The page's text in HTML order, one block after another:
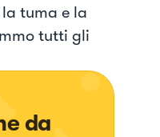
tuma e la
tutti gli
da